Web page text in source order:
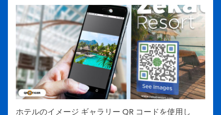
ホテルのイメージ ギャラリー QR コードを使用し